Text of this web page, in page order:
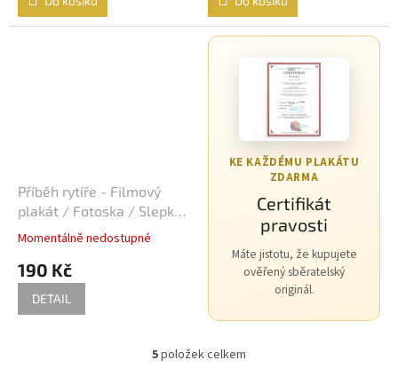
Michael Bay 24
František Vláčil 20
Dušan Klein 19
Joel Schumacher
Chris Columbus
Příběh rytíře - Filmový
plakát / Fotoska / Slepka
(cca A4)
Momentálně nedostupné
190 Kč
DETAIL
KE KAŽDÉMU PLAKÁTU
ZDARMA
Certifikát
pravosti
Máte jistotu, že kupujete
ověřený sběratelský
originál.
O
5položek celkem